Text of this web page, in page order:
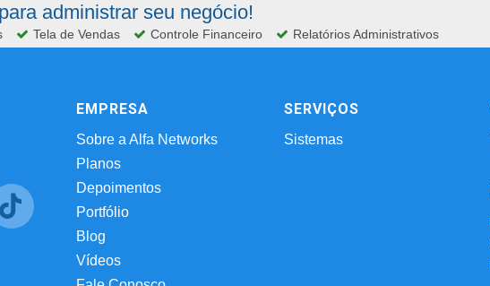
administrar seu negócio!
Tela de Vendas Controle Financeiro Relatórios Administrativos
EMPRESA
Sobre a Alfa Networks
Planos
Depoimentos
Portfólio
Blog
Vídeos
SERVIÇOS
Sistemas